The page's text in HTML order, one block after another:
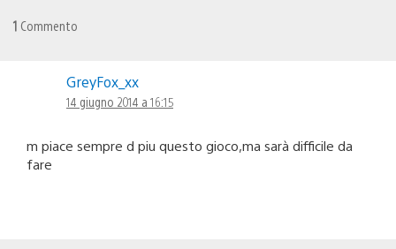
1 Commento
GreyFox_xx
14 giugno 2014 a 16:15
m piace sempre d piu questo gioco,ma sarà difficile da
fare